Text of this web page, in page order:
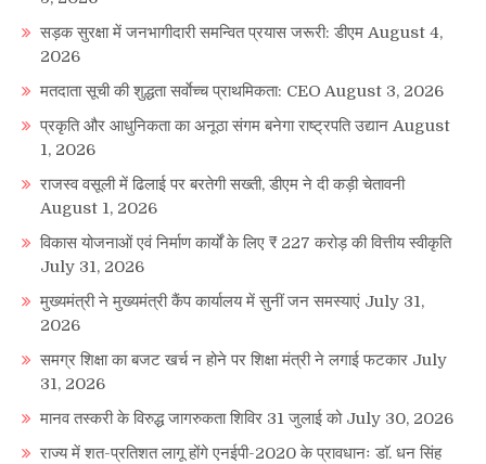
सड़क सुरक्षा में जनभागीदारी समन्वित प्रयास जरूरी: डीएम August 4,
2026
मतदाता सूची की शुद्धता सर्वाेच्च प्राथमिकता: CEO August 3, 2026
प्रकृति और आधुनिकता का अनूठा संगम बनेगा राष्ट्रपति उद्यान August
1, 2026
राजस्व वसूली में ढिलाई पर बरतेगी सख्ती, डीएम ने दी कड़ी चेतावनी
August 1, 2026
विकास योजनाओं एवं निर्माण कार्यों के लिए ₹ 227 करोड़ की वित्तीय स्वीकृति
July 31, 2026
मुख्यमंत्री ने मुख्यमंत्री कैंप कार्यालय में सुनीं जन समस्याएं July 31,
2026
समग्र शिक्षा का बजट खर्च न होने पर शिक्षा मंत्री ने लगाई फटकार July
31, 2026
मानव तस्करी के विरुद्ध जागरुकता शिविर 31 जुलाई को July 30, 2026
राज्य में शत-प्रतिशत लागू होंगे एनईपी-2020 के प्रावधानः डाॅ. धन सिंह